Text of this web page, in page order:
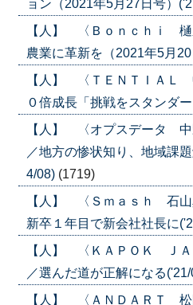
ョン（2021年5月27日号）
【人】 〈Ｂｏｎｃｈｉ 樋
農業に革新を（2021年5月
【人】 〈ＴＥＮＴＩＡＬ
０倍成長「挑戦をスタンダ
【人】 〈オプスデータ 中
／地方の惨状知り、地域課
4/08) (1719)
【人】 〈Ｓｍａｓｈ 石山
新卒１年目で新会社社長に
【人】 〈ＫＡＰＯＫ Ｊ
／選んだ道が正解になる
【人】 〈ＡＮＤＡＲＴ 松